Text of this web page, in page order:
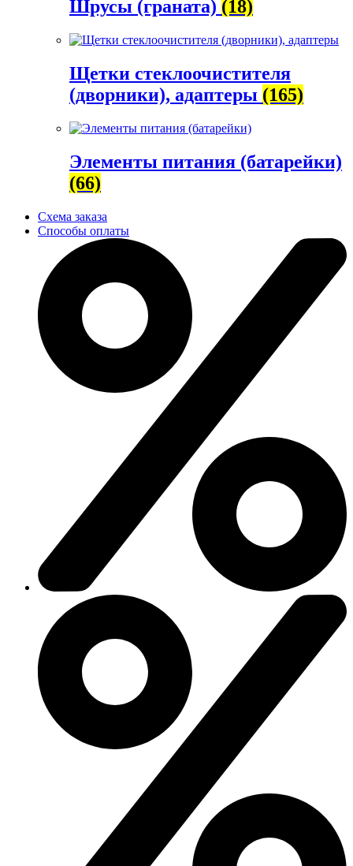
Шрусы (граната) (18)
Щетки стеклоочистителя
(дворники), адаптеры (165)
Элементы питания (батарейки)
(66)
Схема заказа
Способы оплаты